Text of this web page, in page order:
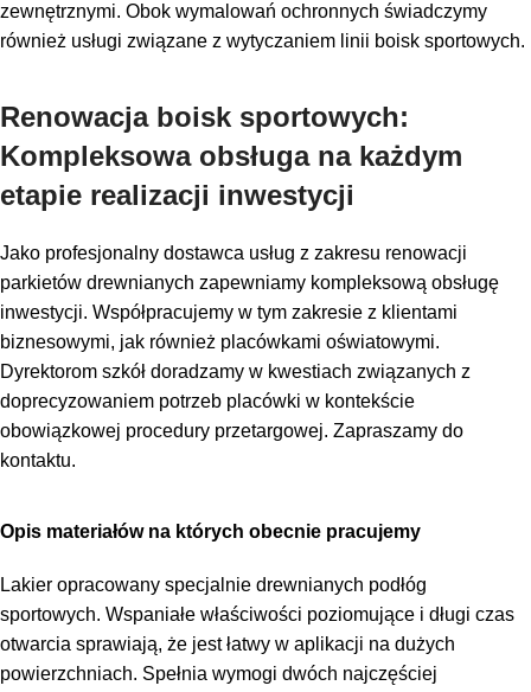
zewnętrznymi. Obok wymalowań ochronnych świadczymy
również usługi związane z wytyczaniem linii boisk sportowych.
Renowacja boisk sportowych:
Kompleksowa obsługa na każdym
etapie realizacji inwestycji
Jako profesjonalny dostawca usług z zakresu renowacji
parkietów drewnianych zapewniamy kompleksową obsługę
inwestycji. Współpracujemy w tym zakresie z klientami
biznesowymi, jak również placówkami oświatowymi.
Dyrektorom szkół doradzamy w kwestiach związanych z
doprecyzowaniem potrzeb placówki w kontekście
obowiązkowej procedury przetargowej. Zapraszamy do
kontaktu.
Opis materiałów na których obecnie pracujemy
Lakier opracowany specjalnie drewnianych podłóg
sportowych. Wspaniałe właściwości poziomujące i długi czas
otwarcia sprawiają, że jest łatwy w aplikacji na dużych
powierzchniach. Spełnia wymogi dwóch najczęściej